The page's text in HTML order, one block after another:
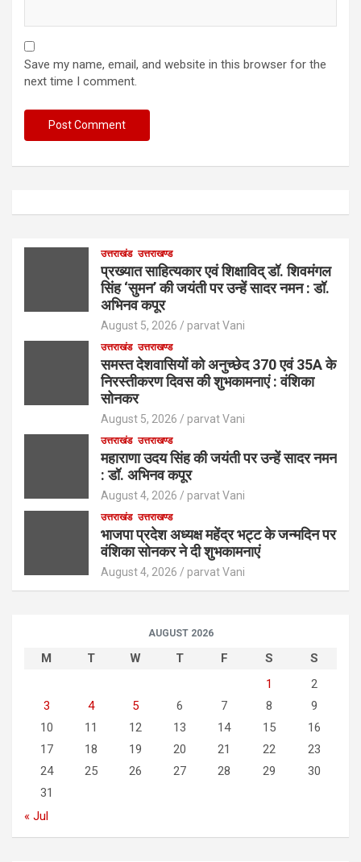
Save my name, email, and website in this browser for the
next time I comment.
उत्तराखंड उत्तराखण्ड
प्रख्यात साहित्यकार एवं शिक्षाविद् डॉ. शिवमंगल
सिंह ‘सुमन’ की जयंती पर उन्हें सादर नमन : डॉ.
अभिनव कपूर
August 5, 2026 parvat Vani
उत्तराखंड उत्तराखण्ड
समस्त देशवासियों को अनुच्छेद 370 एवं 35A के
निरस्तीकरण दिवस की शुभकामनाएं : वंशिका
सोनकर
August 5, 2026 parvat Vani
उत्तराखंड उत्तराखण्ड
महाराणा उदय सिंह की जयंती पर उन्हें सादर नमन
: डॉ. अभिनव कपूर
August 4, 2026 parvat Vani
उत्तराखंड उत्तराखण्ड
भाजपा प्रदेश अध्यक्ष महेंद्र भट्ट के जन्मदिन पर
वंशिका सोनकर ने दी शुभकामनाएं
August 4, 2026 parvat Vani
AUGUST 2026
M T W T F S
S
1
2
3
4 5 6 7 8
9
10
11 12 13 14 15
16
17
18 19 20 21 22
23
24
25 26 27 28 29
30
31
« Jul